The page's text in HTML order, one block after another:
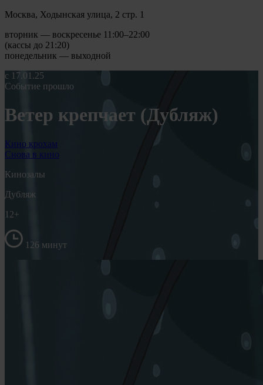
Москва, Ходынская улица, 2 стр. 1
вторник — воскресенье 11:00–22:00
(кассы до 21:20)
понедельник — выходной
с 17.01.25
Событие прошло
Ветер крепчает (Дубляж)
Кино крохам
Снова в кино
Кинозалы
Дубляж
12+
126 минут